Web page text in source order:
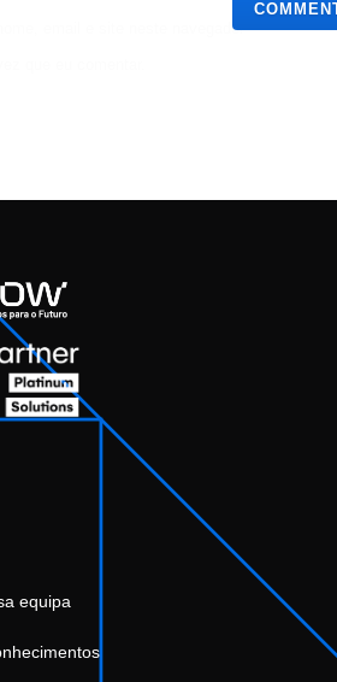
email e site neste navegador
equipa